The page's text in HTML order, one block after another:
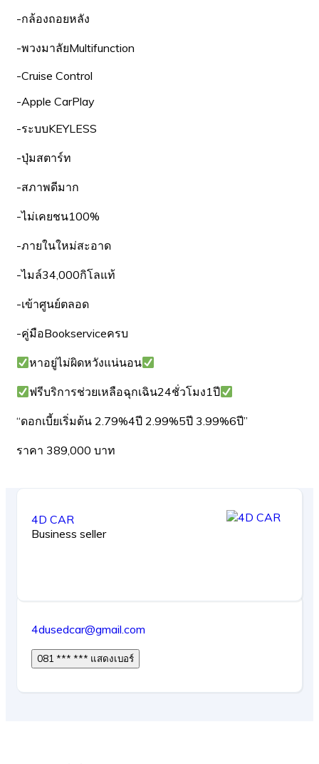
-กล้องถอยหลัง
-พวงมาลัยMultifunction
-Cruise Control
-Apple CarPlay
-ระบบKEYLESS
-ปุ่มสตาร์ท
-สภาพดีมาก
-ไม่เคยชน100%
-ภายในใหม่สะอาด
-ไมล์34,000กิโลแท้
-เข้าศูนย์ตลอด
-คู่มือBookserviceครบ
หาอยู่ไม่ผิดหวังแน่นอน
ฟรีบริการช่วยเหลือฉุกเฉิน24ชั่วโมง1ปี
“ดอกเบี้ยเริ่มต้น 2.79%4ปี 2.99%5ปี 3.99%6ปี”
ราคา 389,000 บาท
4D CAR
Business seller
4dusedcar@gmail.com
081 *** *** แสดงเบอร์